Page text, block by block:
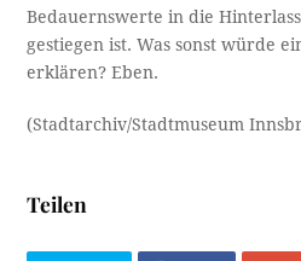
Bedauernswerte in die
gestiegen ist. Was sonst würde
erklären? Eben.
(Stadtarchiv/Stadtmuseum
Teilen